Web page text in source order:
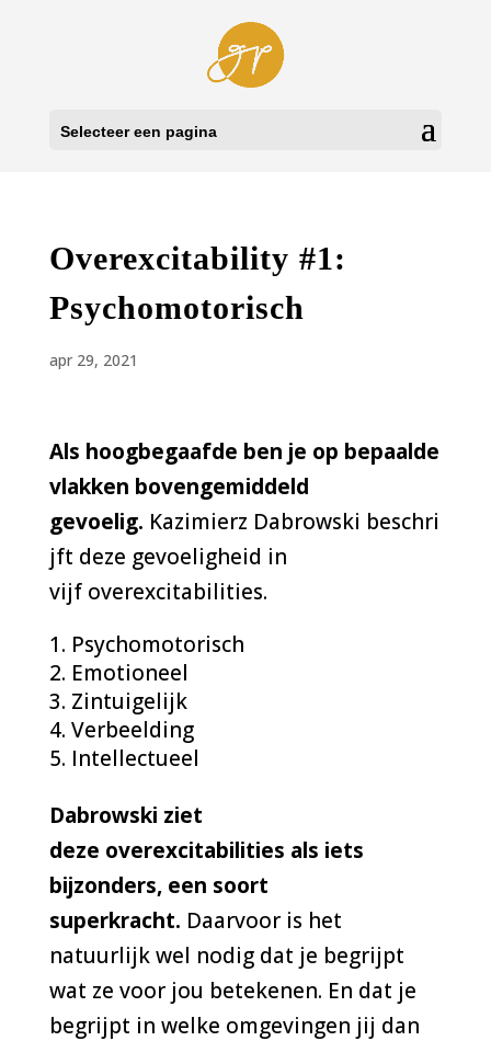
Selecteer een pagina
Overexcitability #1:
Psychomotorisch
apr 29, 2021
Als hoogbegaafde ben je op bepaalde
vlakken bovengemiddeld
gevoelig. Kazimierz Dabrowski beschri
jft deze gevoeligheid in
vijf overexcitabilities.
Psychomotorisch
Emotioneel
Zintuigelijk
Verbeelding
Intellectueel
Dabrowski ziet
deze overexcitabilities als iets
bijzonders, een soort
superkracht. Daarvoor is het
natuurlijk wel nodig dat je begrijpt
wat ze voor jou betekenen. En dat je
begrijpt in welke omgevingen jij dan